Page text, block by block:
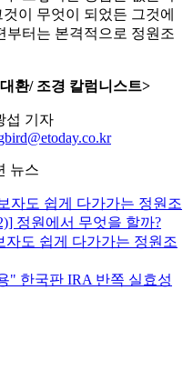
이 무엇이 되었든 그것에
부터는 본격적으로 정원조
환/ 조경 칼럼니스트>
섭 기자
뉴스
자도 쉽게 다가가는 정원조
정원에서 무엇을 할까?
자도 쉽게 다가가는 정원조
" 한국판 IRA 반쪽 실효성